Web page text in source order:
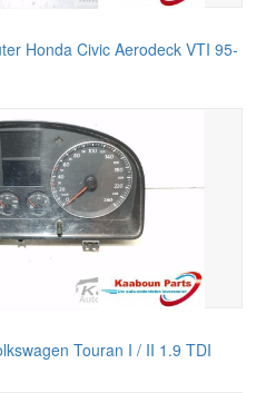
Honda Civic Aerodeck VTI 95-
Touran I / II 1.9 TDI